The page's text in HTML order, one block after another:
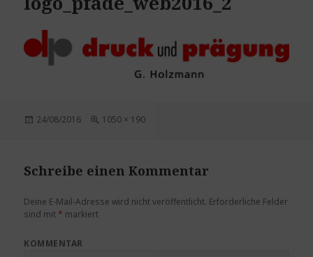
Veröffentlicht
24/08/2016
Volle
1050 × 190
Schreibe einen Kommentar
Deine E-Mail-Adresse wird nicht veröffentlicht. Erforderliche Felder
sind mit* markiert
KOMMENTAR